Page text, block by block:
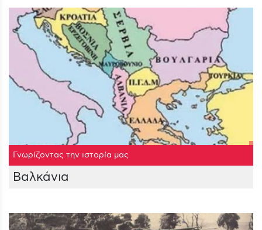
Γνωρίζοντας την ιστορία μας
Βαλκάνια